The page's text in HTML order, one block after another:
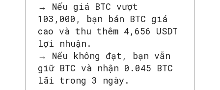
→ Nếu giá BTC vượt
103,000, bạn bán BTC giá
cao và thu thêm 4,656 USDT
lợi nhuận.
→ Nếu không đạt, bạn vẫn
giữ BTC và nhận 0.045 BTC
lãi trong 3 ngày.